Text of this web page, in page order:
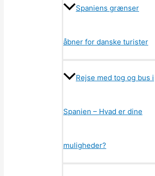
Spaniens grænser
åbner for danske turister
Rejse med tog og bus i
Spanien – Hvad er dine
muligheder?